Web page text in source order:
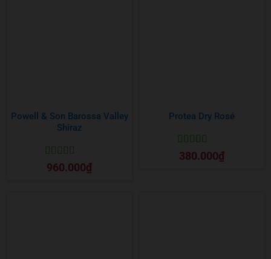
Powell & Son Barossa Valley
Shiraz
Được xếp
hạng55 sao
960.000₫
Protea Dry Rosé
Được xếp
hạng55 sao
380.000₫